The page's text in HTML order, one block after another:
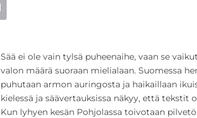
Sää ei ole vain tylsä puheenaihe, vaan se
valon määrä suoraan mielialaan. Suomessa
puhutaan armon auringosta ja haikaillaan
kielessä ja säävertauksissa näkyy, että tekstit
Kun lyhyen kesän Pohjolassa toivotaan